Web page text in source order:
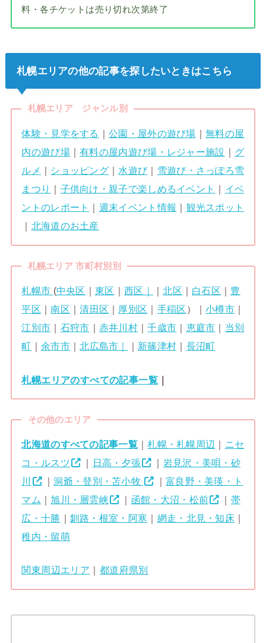
料・各チケットは売り切れ次第終了
札幌エリアの他の記事を探したいときはこちら
札幌エリア ジャンル別
体験・見学をする ｜公園・屋外の遊び場 ｜無料の屋
内の遊び場｜有料の屋内遊び場・レジャー施設 ｜ グ
ルメ ｜ ショッピング ｜ 水遊び｜ 雪遊び・さっぽろ雪
まつり
｜ 子供向け・親子で楽しめるイベント ｜ イベ
ントのレポート
｜ 週末イベント情報 ｜ 観光スポット
｜ 北海道のお土産
札幌エリア 市町村別別
札幌市 (中央区 ｜東区 ｜西区｜ ｜北区 白石区
豊
平区 ｜南区 ｜清田区 厚別区 手稲区 ）｜小樽市
江別市
石狩市 赤井川村 ｜千歳市 恵庭市
当別
町
余市市｜北広島市｜ 新篠津村 長沼町
札幌エリアのすべての記事一覧 ｜
その他のエリア
北海道のすべての記事一覧｜札幌・札幌周辺 ｜ ニセ
コ・ルスツ
｜ 日高・夕張 ｜ 岩見沢・美唄・砂
川
｜洞爺・登別・苫小牧 ｜ 富良野・美瑛・ト
マム ｜ 旭川・層雲峡 ｜ 函館・大沼・松前 ｜ 帯
広・十勝 ｜ 釧路・根室・阿寒 ｜ 網走・北見・知床 ｜
稚内・留萌
関東周辺エリア 都道府県別